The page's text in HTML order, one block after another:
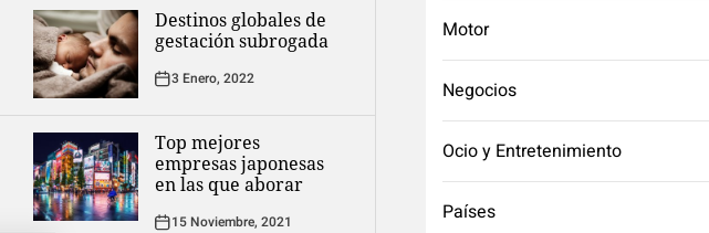
Destinos globales de
gestación subrogada
3 Enero, 2022
Top mejores
empresas japonesas
en las que aborar
15 Noviembre, 2021
Motor
Negocios
Ocio y Entretenimiento
Países